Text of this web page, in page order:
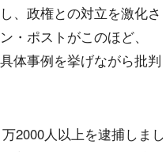
、政権との対立を激化さ
・ポストがこのほど、
体事例を挙げながら批判
2000人以上を逮捕しまし